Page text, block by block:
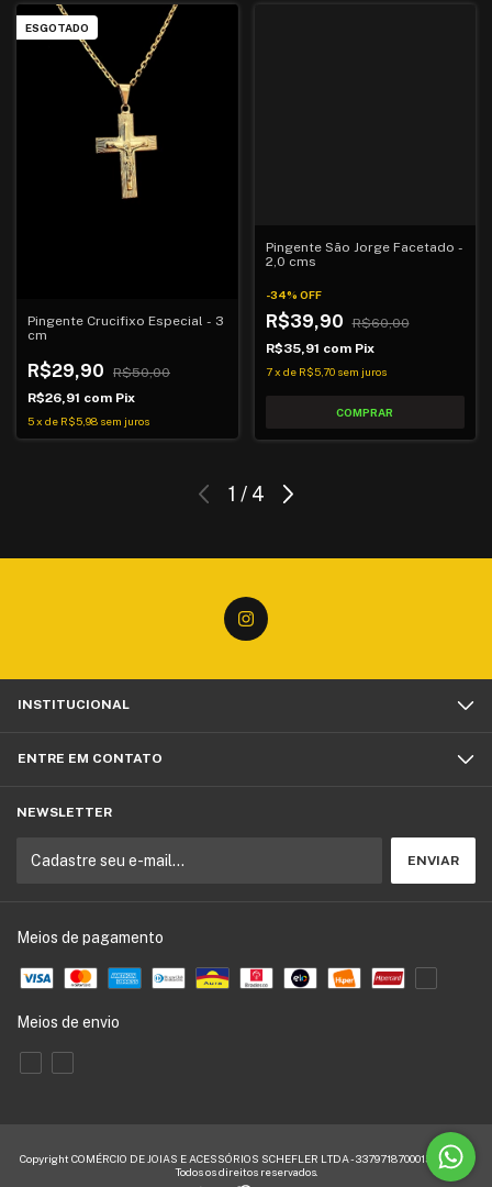
ESGOTADO
Pingente Crucifixo Especial - 3
cm
R$29,90
R$50,00
R$26,91 com Pix
5x de R$5,98 sem juros
Pingente São Jorge Facetado -
2,0 cms
-34% OFF
R$39,90
R$60,00
R$35,91 com Pix
7 x de R$5,70 sem juros
1 / 4
INSTITUCIONAL
ENTRE EM CONTATO
NEWSLETTER
Meios de pagamento
Meios de envio
Copyright COMÉRCIO DE JOIAS E ACESSÓRIOS SCHEFLER LTDA - 33797187000155 - 2026.
Todos os direitos reservados.